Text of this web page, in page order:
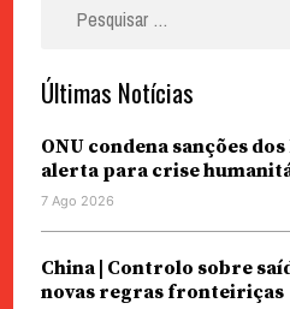
Últimas Notícias
ONU condena sanções
alerta para crise
7 Ago 2026
China | Controlo sobre
novas regras fronteiriças